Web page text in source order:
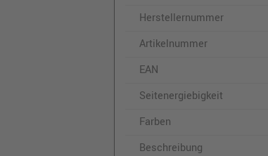
Herstellernummer
Artikelnummer
EAN
Seitenergiebigkeit
Farben
Beschreibung